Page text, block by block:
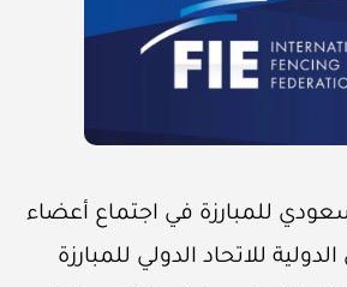
للمبارزة في اجتماع أعضاء
للاتحاد الدولي للمبارزة